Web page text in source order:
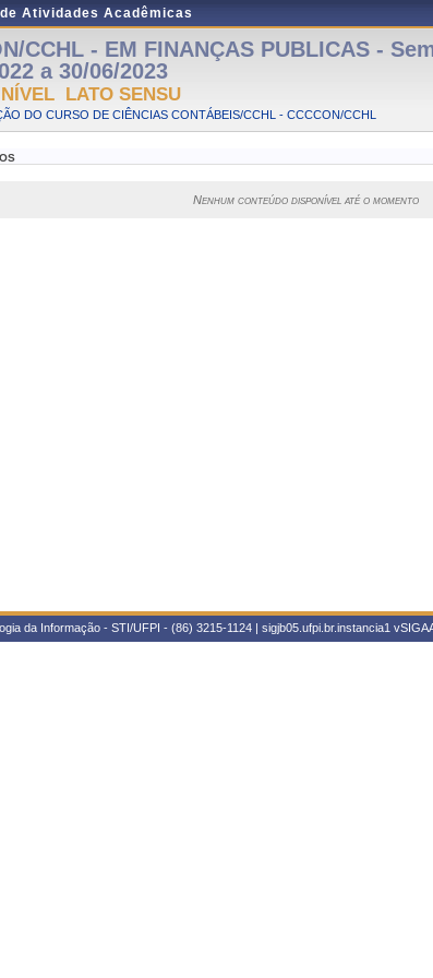
Atividades Acadêmicas
CCHL - EM FINANÇAS PUBLICAS -
a 30/06/2023
LATO SENSU
DO CURSO DE CIÊNCIAS CONTÁBEIS/CCHL - CCCCON/CCHL
Nenhum conteúdo disponível até o momento
da Informação - STI/UFPI - (86) 3215-1124 | sigjb05.ufpi.br.instancia1